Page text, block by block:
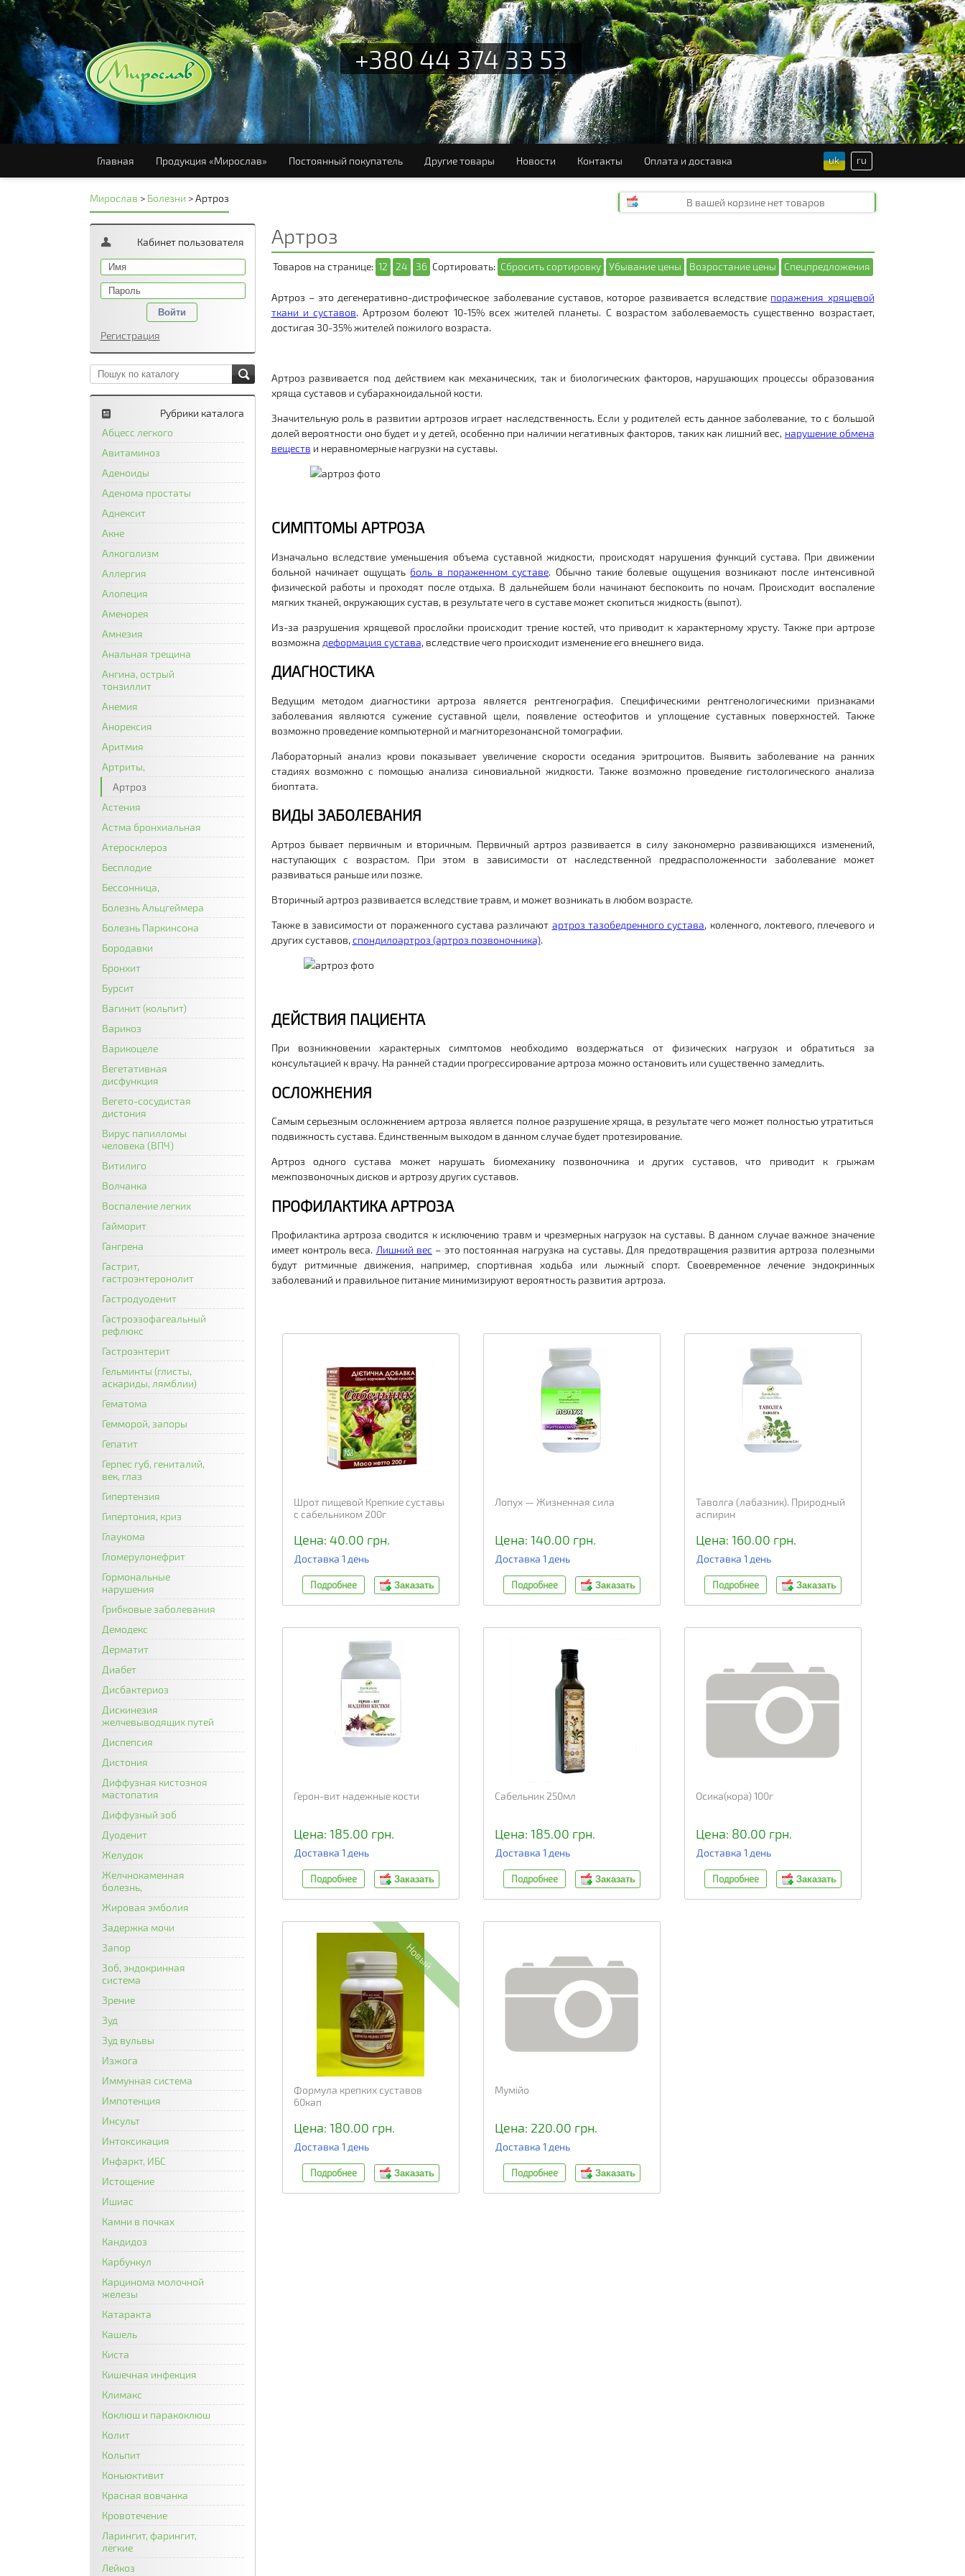
+380 44 374 33 53
Главная Продукция «Мирослав» Постоянный покупатель Другие товары Новости Контакты Оплата и доставка uk ru
В вашей корзине нет товаров
Мирослав > Болезни >Артроз
Кабинет пользователя
Войти
Регистрация
Рубрики каталога
Абцесс легкого
Авитаминоз
Аденоиды
Аденома простаты
Аднексит
Акне
Алкоголизм
Аллергия
Алопеция
Аменорея
Амнезия
Анальная трещина
Ангина, острый
тонзиллит
Анемия
Анорексия
Аритмия
Артриты,
Артроз
Астения
Астма бронхиальная
Атеросклероз
Бесплодие
Бессонница,
Болезнь Альцгеймера
Болезнь Паркинсона
Бородавки
Бронхит
Бурсит
Вагинит (кольпит)
Варикоз
Варикоцеле
Вегетативная
дисфункция
Вегето-сосудистая
дистония
Вирус папилломы
человека (ВПЧ)
Витилиго
Волчанка
Воспаление легких
Гайморит
Гангрена
Гастрит,
гастроэнтеронолит
Гастродуоденит
Гастроэзофагеальный
рефлюкс
Гастроэнтерит
Гельминты (глисты,
аскариды, лямблии)
Гематома
Гемморой, запоры
Гепатит
Герпес губ, гениталий,
век, глаз
Гипертензия
Гипертония, криз
Глаукома
Гломерулонефрит
Гормональные
нарушения
Грибковые заболевания
Демодекс
Дерматит
Диабет
Дисбактериоз
Дискинезия
желчевыводящих путей
Диспепсия
Дистония
Диффузная кистозноя
мастопатия
Диффузный зоб
Дуоденит
Желудок
Желчнокаменная
болезнь,
Жировая эмболия
Задержка мочи
Запор
Зоб, эндокринная
система
Зрение
Зуд
Зуд вульвы
Изжога
Иммунная система
Импотенция
Инсульт
Интоксикация
Инфаркт, ИБС
Истощение
Ишиас
Камни в почках
Кандидоз
Карбункул
Карцинома молочной
железы
Катаракта
Кашель
Киста
Кишечная инфекция
Климакс
Коклюш и паракоклюш
Колит
Кольпит
Коньюктивит
Красная вовчанка
Кровотечение
Ларингит, фарингит,
лёгкие
Лейкоз
Артроз
Товаров на странице: 12 24 36 Сортировать: Сбросить сортировку Убывание цены Возростание цены Спецпредложения
Артроз – это дегенеративно-дистрофическое заболевание суставов, которое развивается вследствие поражения хрящевой
ткани и суставов. Артрозом болеют 10-15% всех жителей планеты. С возрастом заболеваемость существенно возрастает,
достигая 30-35% жителей пожилого возраста.
Артроз развивается под действием как механических, так и биологических факторов, нарушающих процессы образования
хряща суставов и субарахноидальной кости.
Значительную роль в развитии артрозов играет наследственность. Если у родителей есть данное заболевание, то с большой
долей вероятности оно будет и у детей, особенно при наличии негативных факторов, таких как лишний вес, нарушение обмена
веществ и неравномерные нагрузки на суставы.
СИМПТОМЫ АРТРОЗА
Изначально вследствие уменьшения объема суставной жидкости, происходят нарушения функций сустава. При движении
больной начинает ощущать боль в пораженном суставе. Обычно такие болевые ощущения возникают после интенсивной
физической работы и проходят после отдыха. В дальнейшем боли начинают беспокоить по ночам. Происходит воспаление
мягких тканей, окружающих сустав, в результате чего в суставе может скопиться жидкость (выпот).
Из-за разрушения хрящевой прослойки происходит трение костей, что приводит к характерному хрусту. Также при артрозе
возможна деформация сустава, вследствие чего происходит изменение его внешнего вида.
ДИАГНОСТИКА
Ведущим методом диагностики артроза является рентгенография. Специфическими рентгенологическими признаками
заболевания являются сужение суставной щели, появление остеофитов и уплощение суставных поверхностей. Также
возможно проведение компьютерной и магниторезонансной томографии.
Лабораторный анализ крови показывает увеличение скорости оседания эритроцитов. Выявить заболевание на ранних
стадиях возможно с помощью анализа синовиальной жидкости. Также возможно проведение гистологического анализа
биоптата.
ВИДЫ ЗАБОЛЕВАНИЯ
Артроз бывает первичным и вторичным. Первичный артроз развивается в силу закономерно развивающихся изменений,
наступающих с возрастом. При этом в зависимости от наследственной предрасположенности заболевание может
развиваться раньше или позже.
Вторичный артроз развивается вследствие травм, и может возникать в любом возрасте.
Также в зависимости от пораженного сустава различают артроз тазобедренного сустава, коленного, локтевого, плечевого и
других суставов, спондилоартроз (артроз позвоночника).
ДЕЙСТВИЯ ПАЦИЕНТА
При возникновении характерных симптомов необходимо воздержаться от физических нагрузок и обратиться за
консультацией к врачу. На ранней стадии прогрессирование артроза можно остановить или существенно замедлить.
ОСЛОЖНЕНИЯ
Самым серьезным осложнением артроза является полное разрушение хряща, в результате чего может полностью утратиться
подвижность сустава. Единственным выходом в данном случае будет протезирование.
Артроз одного сустава может нарушать биомеханику позвоночника и других суставов, что приводит к грыжам
межпозвоночных дисков и артрозу других суставов.
ПРОФИЛАКТИКА АРТРОЗА
Профилактика артроза сводится к исключению травм и чрезмерных нагрузок на суставы. В данном случае важное значение
имеет контроль веса. Лишний вес – это постоянная нагрузка на суставы. Для предотвращения развития артроза полезными
будут ритмичные движения, например, спортивная ходьба или лыжный спорт. Своевременное лечение эндокринных
заболеваний и правильное питание минимизируют вероятность развития артроза.
Шрот пищевой Крепкие суставы
с сабельником 200г
Цена: 40.00 грн.
Доставка 1 день
Подробнее Заказать
Лопух — Жизненная сила
Цена: 140.00 грн.
Доставка 1 день
Подробнее Заказать
Таволга (лабазник). Природный
аспирин
Цена: 160.00 грн.
Доставка 1 день
Подробнее Заказать
Герон-вит надежные кости
Цена: 185.00 грн.
Доставка 1 день
Подробнее Заказать
Сабельник 250мл
Цена: 185.00 грн.
Доставка 1 день
Подробнее Заказать
Осика(кора) 100г
Цена: 80.00 грн.
Доставка 1 день
Подробнее Заказать
Новый
Формула крепких суставов
60кап
Цена: 180.00 грн.
Доставка 1 день
Подробнее Заказать
Мумійо
Цена: 220.00 грн.
Доставка 1 день
Подробнее Заказать